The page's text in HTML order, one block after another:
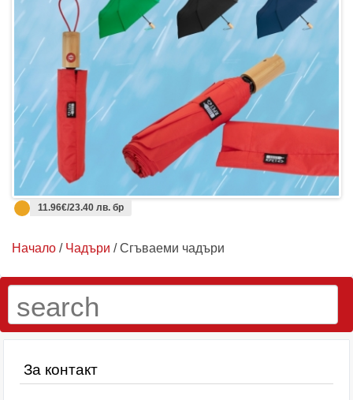
11.96€/23.40 лв. бр
Начало / Чадъри / Сгъваеми чадъри
За контакт